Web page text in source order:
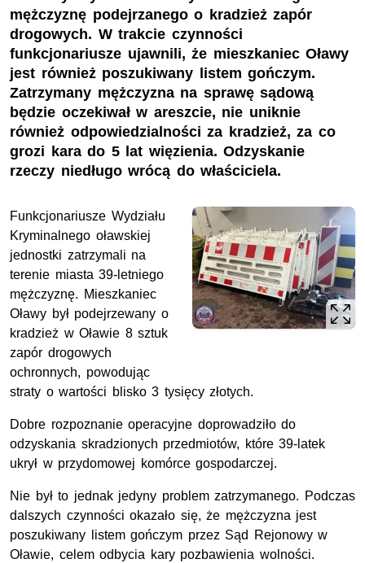
mężczyznę podejrzanego o kradzież zapór
drogowych. W trakcie czynności
funkcjonariusze ujawnili, że mieszkaniec Oławy
jest również poszukiwany listem gończym.
Zatrzymany mężczyzna na sprawę sądową
będzie oczekiwał w areszcie, nie uniknie
również odpowiedzialności za kradzież, za co
grozi kara do 5 lat więzienia. Odzyskanie
rzeczy niedługo wrócą do właściciela.
Funkcjonariusze Wydziału
Kryminalnego oławskiej
jednostki zatrzymali na
terenie miasta 39-letniego
mężczyznę. Mieszkaniec
Oławy był podejrzewany o
kradzież w Oławie 8 sztuk
zapór drogowych
ochronnych, powodując
straty o wartości blisko 3 tysięcy złotych.
Dobre rozpoznanie operacyjne doprowadziło do
odzyskania skradzionych przedmiotów, które 39-latek
ukrył w przydomowej komórce gospodarczej.
Nie był to jednak jedyny problem zatrzymanego. Podczas
dalszych czynności okazało się, że mężczyzna jest
poszukiwany listem gończym przez Sąd Rejonowy w
Oławie, celem odbycia kary pozbawienia wolności.